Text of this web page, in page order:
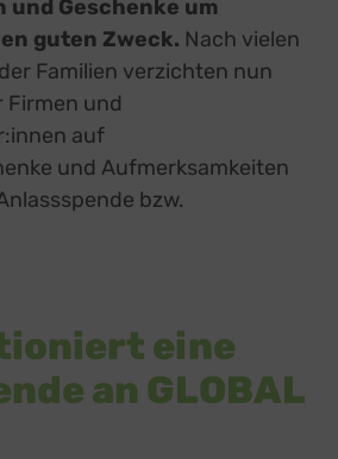
und Geschenke um
guten Zweck. Nach vielen
Familien verzichten nun
Firmen und
auf
und Aufmerksamkeiten
bzw.
eine
an GLOBAL